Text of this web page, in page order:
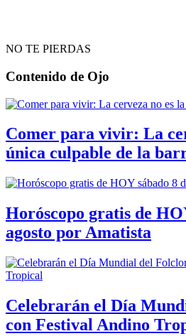
NO TE PIERDAS
Contenido de Ojo
Comer para vivir: La
única culpable de la
Horóscopo gratis de
agosto por Amatista
Celebrarán el Día
con Festival Andino